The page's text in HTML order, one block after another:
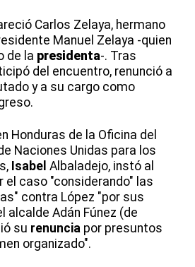
Carlos Zelaya, hermano
Manuel Zelaya -quien
de la presidenta-. Tras
del encuentro, renunció a
y a su cargo como
Honduras de la Oficina del
Naciones Unidas para los
Isabel Albaladejo, instó al
el caso "considerando" las
contra López "por sus
alcalde Adán Fúnez (de
su renuncia por presuntos
organizado".